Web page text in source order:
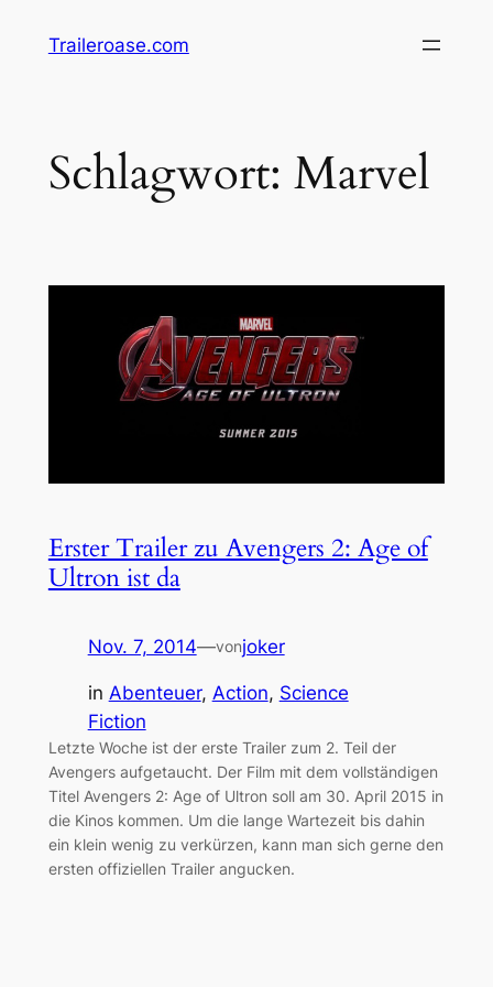
InhaltTraileroase.com
Schlagwort: Marvel
Erster Trailer zu Avengers 2: Age of
Ultron ist da
Nov. 7, 2014—vonjoker
in Abenteuer, Action, Science
Fiction
Letzte Woche ist der erste Trailer zum 2. Teil der
Avengers aufgetaucht. Der Film mit dem vollständigen
Titel Avengers 2: Age of Ultron soll am 30. April 2015 in
die Kinos kommen. Um die lange Wartezeit bis dahin
ein klein wenig zu verkürzen, kann man sich gerne den
ersten offiziellen Trailer angucken.